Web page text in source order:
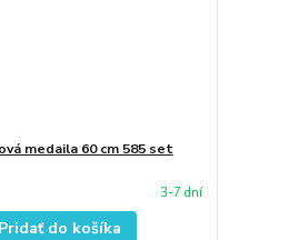
medaila 60 cm 585 set
3-7 dní
Pridať do košíka